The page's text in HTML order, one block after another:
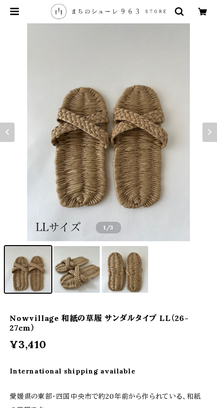
1 /3
Nowvillage 和紙の草履 サンダルタイプ LL（26-
27cm）
¥3,410
International shipping available
愛媛県の東部・四国中央市で約20年前から作られている、和紙